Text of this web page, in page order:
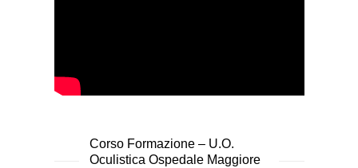
Corso Formazione – U.O.
Oculistica Ospedale Maggiore